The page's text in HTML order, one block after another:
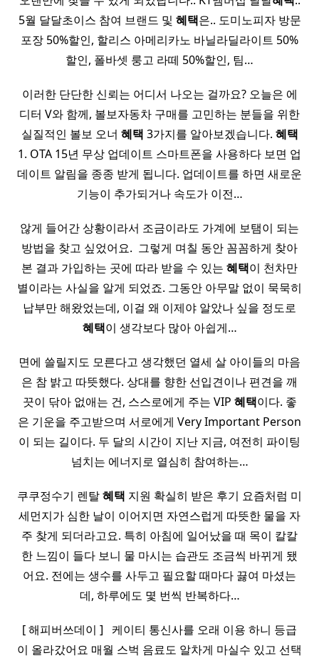
5월 달달초이스 참여 브랜드 및 혜택은.. 도미노피자 방문
포장 50%할인, 할리스 아메리카노 바닐라딜라이트 50%
할인, 폴바셋 룽고 라떼 50%할인, 팀…
이러한 단단한 신뢰는 어디서 나오는 걸까요? 오늘은 에
디터 V와 함께, 볼보자동차 구매를 고민하는 분들을 위한
실질적인 볼보 오너 혜택 3가지를 알아보겠습니다. 혜택
1. OTA 15년 무상 업데이트 스마트폰을 사용하다 보면 업
데이트 알림을 종종 받게 됩니다. 업데이트를 하면 새로운
기능이 추가되거나 속도가 이전…
않게 들어간 상황이라서 조금이라도 가계에 보탬이 되는
방법을 찾고 싶었어요. ​ 그렇게 며칠 동안 꼼꼼하게 찾아
본 결과 가입하는 곳에 따라 받을 수 있는 혜택이 천차만
별이라는 사실을 알게 되었죠. 그동안 아무말 없이 묵묵히
납부만 해왔었는데, 이걸 왜 이제야 알았나 싶을 정도로
혜택이 생각보다 많아 아쉽게…
면에 쓸릴지도 모른다고 생각했던 열세 살 아이들의 마음
은 참 밝고 따뜻했다. 상대를 향한 선입견이나 편견을 깨
끗이 닦아 없애는 건, 스스로에게 주는 VIP 혜택이다. 좋
은 기운을 주고받으며 서로에게 Very Important Person
이 되는 길이다. 두 달의 시간이 지난 지금, 여전히 파이팅
넘치는 에너지로 열심히 참여하는…
쿠쿠정수기 렌탈혜택 지원 확실히 받은 후기 요즘처럼 미
세먼지가 심한 날이 이어지면 자연스럽게 따뜻한 물을 자
주 찾게 되더라고요. 특히 아침에 일어났을 때 목이 칼칼
한 느낌이 들다 보니 물 마시는 습관도 조금씩 바뀌게 됐
어요. 전에는 생수를 사두고 필요할 때마다 끓여 마셨는
데, 하루에도 몇 번씩 반복하다…
[ 해피버쓰데이 ] ​ ​ 케이티 통신사를 오래 이용 하니 등급
이 올라갔어요 매월 스벅 음료도 알차게 마실수 있고 선택